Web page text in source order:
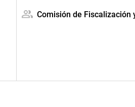
Comisión de Fiscalización